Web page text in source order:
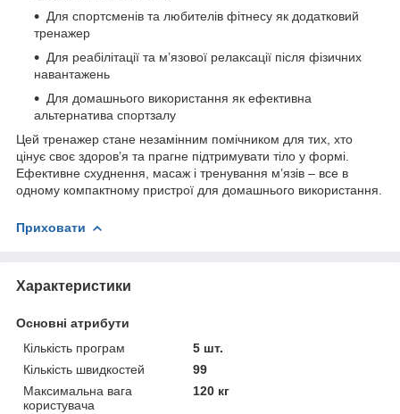
Для спортсменів та любителів фітнесу як додатковий
тренажер
Для реабілітації та м’язової релаксації після фізичних
навантажень
Для домашнього використання як ефективна
альтернатива спортзалу
Цей тренажер стане незамінним помічником для тих, хто
цінує своє здоров’я та прагне підтримувати тіло у формі.
Ефективне схуднення, масаж і тренування м’язів – все в
одному компактному пристрої для домашнього використання.
Приховати
Характеристики
Основні атрибути
Кількість програм
5 шт.
Кількість швидкостей
99
Максимальна вага
користувача
120 кг